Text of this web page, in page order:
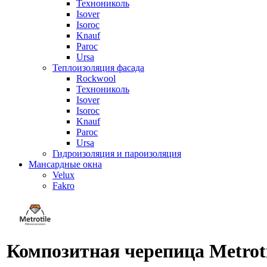
Технониколь
Isover
Isoroc
Knauf
Paroc
Ursa
Теплоизоляция фасада
Rockwool
Технониколь
Isover
Isoroc
Knauf
Paroc
Ursa
Гидроизоляция и пароизоляция
Мансардные окна
Velux
Fakro
Композитная черепица